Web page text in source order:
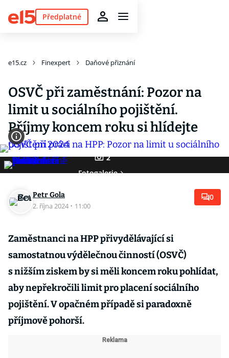
Předplatné
e15.cz Finexpert Daňové přiznání
OSVČ při zaměstnání: Pozor na
limit u sociálního pojištění.
Příjmy koncem roku si hlídejte
2
Fotogalerie
Petr Gola
2. října 2024 · 11:00
0
Zaměstnanci na HPP přivydělávající si
samostatnou výdělečnou činností (OSVČ)
s nižším ziskem by si měli koncem roku pohlídat,
aby nepřekročili limit pro placení sociálního
pojištění. V opačném případě si paradoxně
příjmově pohorší.